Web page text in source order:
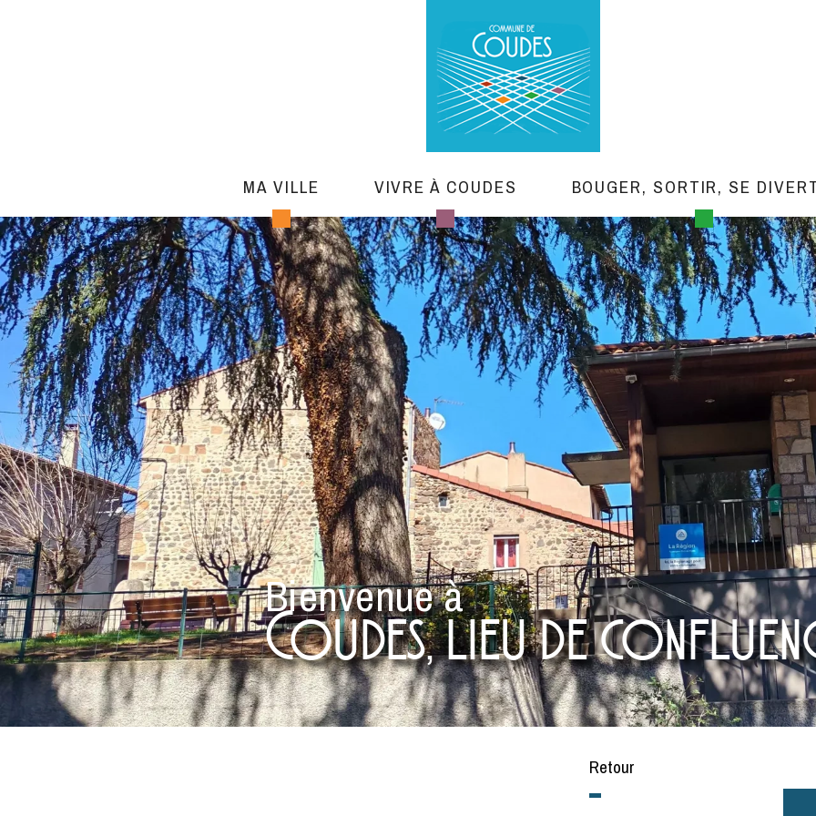
MA VILLE VIVRE À COUDES BOUGER, SORTIR, SE
Bienvenue à
Coudes, lieu de
Retour